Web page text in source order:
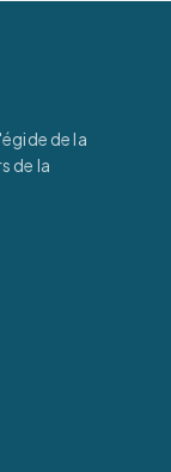
de la
de la